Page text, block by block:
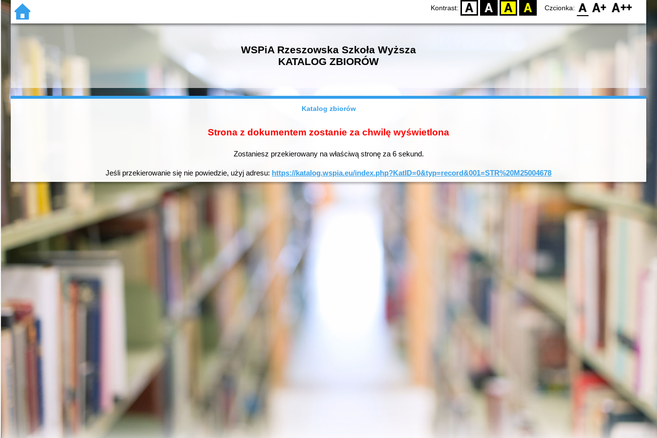
Kontrast: D BW YB BY Czcionka: F0 F1 F2
WSPiA Rzeszowska Szkoła Wyższa
KATALOG ZBIORÓW
Katalog zbiorów
Strona z dokumentem zostanie za chwilę wyświetlona
Zostaniesz przekierowany na właściwą stronę za 6sekund.
Jeśli przekierowanie się nie powiedzie, użyj adresu: https://katalog.wspia.eu/index.php?KatID=0&typ=record&001=STR%20M25004678